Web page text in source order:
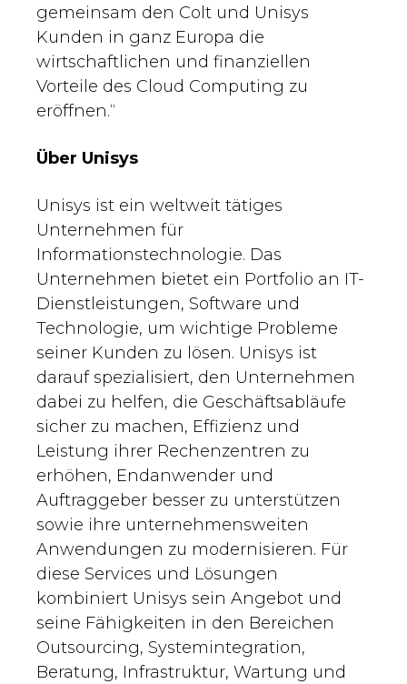
gemeinsam den Colt und Unisys
Kunden in ganz Europa die
wirtschaftlichen und finanziellen
Vorteile des Cloud Computing zu
eröffnen.“
Über Unisys
Unisys ist ein weltweit tätiges
Unternehmen für
Informationstechnologie. Das
Unternehmen bietet ein Portfolio an IT-
Dienstleistungen, Software und
Technologie, um wichtige Probleme
seiner Kunden zu lösen. Unisys ist
darauf spezialisiert, den Unternehmen
dabei zu helfen, die Geschäftsabläufe
sicher zu machen, Effizienz und
Leistung ihrer Rechenzentren zu
erhöhen, Endanwender und
Auftraggeber besser zu unterstützen
sowie ihre unternehmensweiten
Anwendungen zu modernisieren. Für
diese Services und Lösungen
kombiniert Unisys sein Angebot und
seine Fähigkeiten in den Bereichen
Outsourcing, Systemintegration,
Beratung, Infrastruktur, Wartung und